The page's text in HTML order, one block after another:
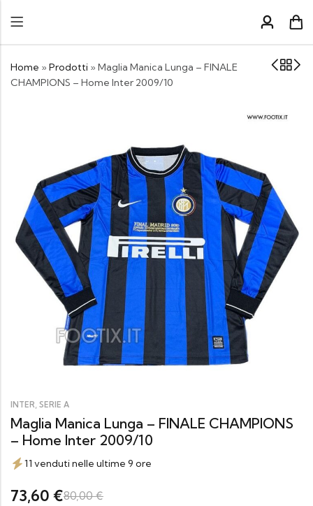
Home » Prodotti » Maglia Manica Lunga – FINALE
CHAMPIONS – Home Inter 2009/10
INTER, SERIE A
Maglia Manica Lunga – FINALE CHAMPIONS
– Home Inter 2009/10
11 venduti nelle ultime 9 ore
73,60 €80,00€